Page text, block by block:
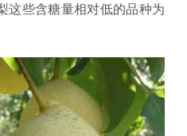
这些含糖量相对低的品种为